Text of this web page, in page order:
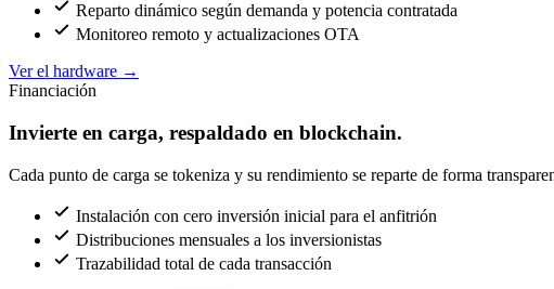
Reparto dinámico según demanda y potencia contratada
Monitoreo remoto y actualizaciones OTA
Ver el hardware →
Financiación
Invierte en carga, respaldado en blockchain.
Cada punto de carga se tokeniza y su rendimiento se reparte de forma
Instalación con cero inversión inicial para el anfitrión
Distribuciones mensuales a los inversionistas
Trazabilidad total de cada transacción